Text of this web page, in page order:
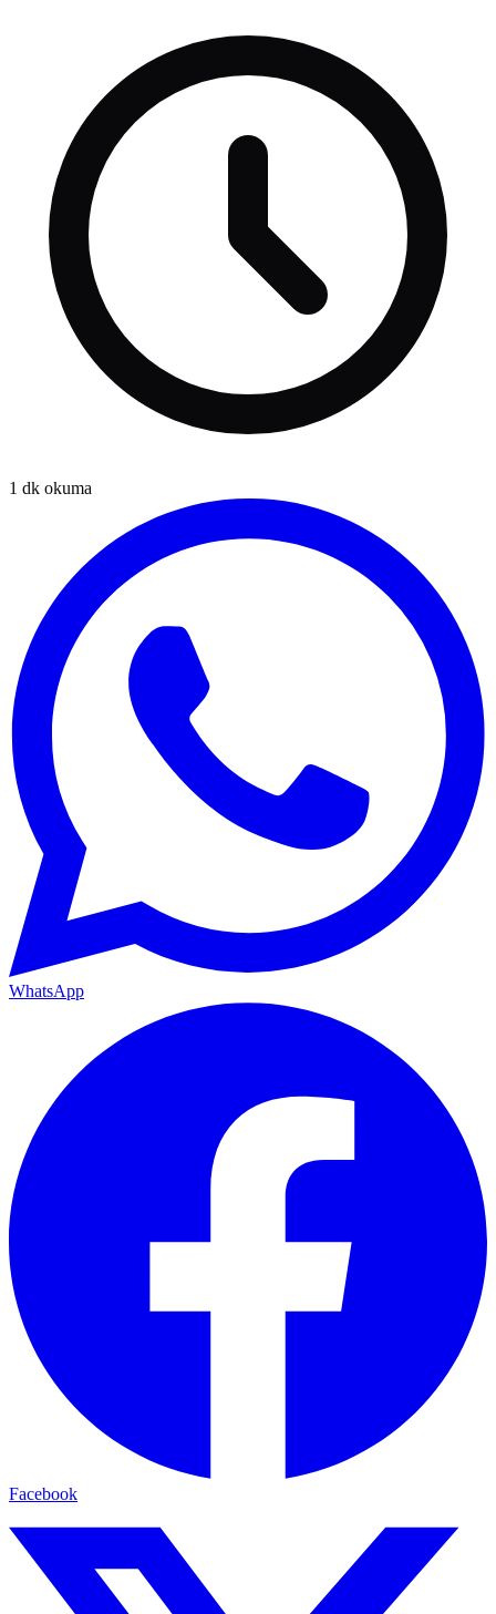
1 dk okuma
WhatsApp
Facebook